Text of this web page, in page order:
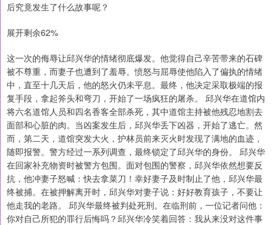
后究竟发生了什么故事呢？
展开剩余62%
这一次的侮辱让邱兴华的情绪彻底爆发。他觉得自己辛苦带来的石碑
被不尊重，而妻子也遭到了羞辱。愤怒与屈辱使他陷入了偏执的情绪
中，直至十几天后，他的怒火仍未平息。最终，他决定采取极端的报
复手段，拿起斧头和弯刀，开始了一场疯狂的屠杀。 邱兴华在道馆内
将六名道馆人员和四名香客全部杀死，其中道馆主持被他残忍地割去
面部和心脏的肉。当凶案发生后，邱兴华丢下凶器，开始了逃亡。然
而，第二天，道馆突发大火，护林员前来灭火时发现了满地的血迹，
随即报警。警方经过一系列调查，最终锁定了邱兴华的身份。 邱兴华
在回家补充物资时被警方包围。面对包围的警察，邱兴华依然想要反
抗，他冲妻子怒喊：快去拿菜刀！幸好妻子及时制止了他，邱兴华最
终被捕。在被押解离开时，邱兴华对妻子说：好好教育孩子，不要让
他走我的老路。 邱兴华最终被判处死刑。在临刑前，一位记者问他：
你对自己所犯的罪行后悔吗？邱兴华冷笑着回答：我从来没对这件事